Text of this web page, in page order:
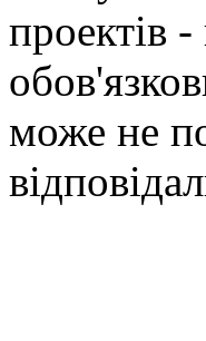
проектів
може не